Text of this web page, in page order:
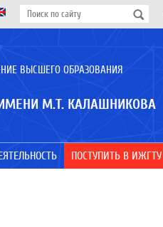
ВЫСШЕГО ОБРАЗОВАНИЯ
М.Т. КАЛАШНИКОВА
ПОСТУПИТЬ В ИЖГТУ